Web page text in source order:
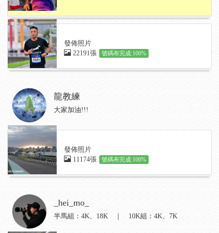
發佈照片
22191張
號碼布完成:100%
龍教練
大家加油!!!
發佈照片
11174張
號碼布完成:100%
_hei_mo_
半馬組：4K、18K ｜ 10K組：4K、7K